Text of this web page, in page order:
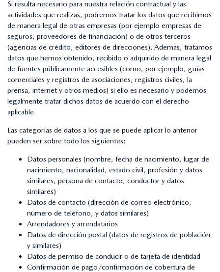
Si resulta necesario para nuestra relación contractual y las
actividades que realizas, podremos tratar los datos que recibimos
de manera legal de otras empresas (por ejemplo empresas de
seguros, proveedores de financiación) o de otros terceros
(agencias de crédito, editores de direcciones). Además, tratamos
datos que hemos obtenido, recibido o adquirido de manera legal
de fuentes públicamente accesibles (como, por ejemplo, guías
comerciales y registros de asociaciones, registros civiles, la
prensa, internet y otros medios) si ello es necesario y podemos
legalmente tratar dichos datos de acuerdo con el derecho
aplicable.
Las categorías de datos a los que se puede aplicar lo anterior
pueden ser sobre todo los siguientes:
Datos personales (nombre, fecha de nacimiento, lugar de
nacimiento, nacionalidad, estado civil, profesión y datos
similares, persona de contacto, conductor y datos
similares)
Datos de contacto (dirección de correo electrónico,
número de teléfono, y datos similares)
Arrendadores y arrendatarios
Datos de dirección postal (datos de registros de población
y similares)
Datos de permiso de conducir o de tarjeta de identidad
Confirmación de pago/confirmación de cobertura de